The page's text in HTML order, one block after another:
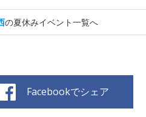
の夏休みイベント一覧へ
Facebookでシェア